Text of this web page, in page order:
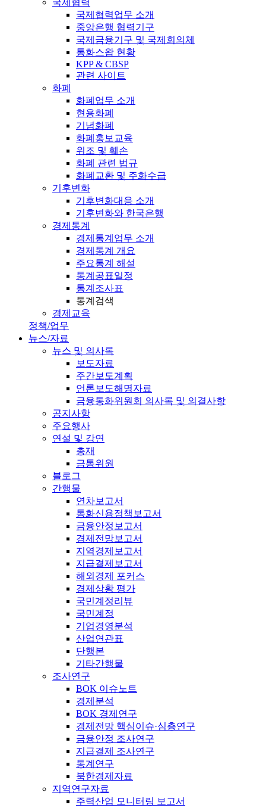
국제협력업무 소개
중앙은행 협력기구
국제금융기구 및 국제회의체
통화스왑 현황
KPP & CBSP
관련 사이트
화폐
화폐업무 소개
현용화폐
기념화폐
화폐홍보교육
위조 및 훼손
화폐 관련 법규
화폐교환 및 주화수급
기후변화
기후변화대응 소개
기후변화와 한국은행
경제통계
경제통계업무 소개
경제통계 개요
주요통계 해설
통계공표일정
통계조사표
통계검색
경제교육
정책/업무
뉴스/자료
뉴스 및 의사록
보도자료
주간보도계획
언론보도해명자료
금융통화위원회 의사록 및 의결사항
공지사항
주요행사
연설 및 강연
총재
금통위원
블로그
간행물
연차보고서
통화신용정책보고서
금융안정보고서
경제전망보고서
지역경제보고서
지급결제보고서
해외경제 포커스
경제상황 평가
국민계정리뷰
국민계정
기업경영분석
산업연관표
단행본
기타간행물
조사연구
BOK 이슈노트
경제분석
BOK 경제연구
경제전망 핵심이슈·심층연구
금융안정 조사연구
지급결제 조사연구
통계연구
북한경제자료
지역연구자료
주력산업 모니터링 보고서